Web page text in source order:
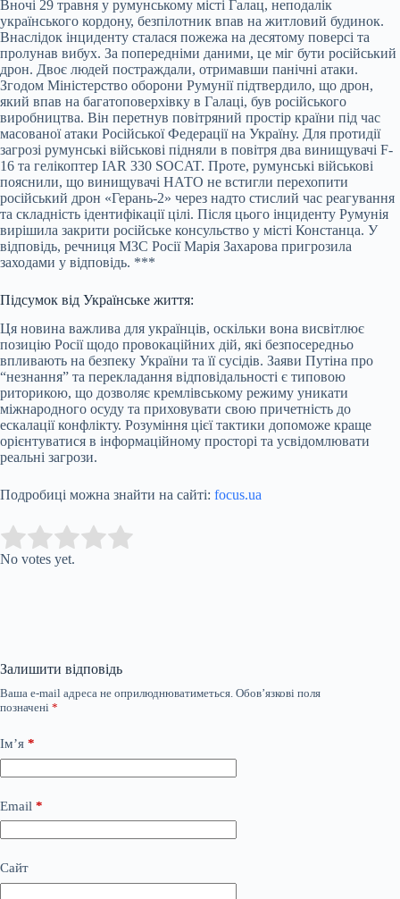
Вночі 29 травня у румунському місті Галац, неподалік
українського кордону, безпілотник впав на житловий будинок.
Внаслідок інциденту сталася пожежа на десятому поверсі та
пролунав вибух. За попередніми даними, це міг бути російський
дрон. Двоє людей постраждали, отримавши панічні атаки.
Згодом Міністерство оборони Румунії підтвердило, що дрон,
який впав на багатоповерхівку в Галаці, був російського
виробництва. Він перетнув повітряний простір країни під час
масованої атаки Російської Федерації на Україну. Для протидії
загрозі румунські військові підняли в повітря два винищувачі F-
16 та гелікоптер IAR 330 SOCAT. Проте, румунські військові
пояснили, що винищувачі НАТО не встигли перехопити
російський дрон «Герань-2» через надто стислий час реагування
та складність ідентифікації цілі. Після цього інциденту Румунія
вирішила закрити російське консульство у місті Констанца. У
відповідь, речниця МЗС Росії Марія Захарова пригрозила
заходами у відповідь. ***
Підсумок від Українське життя:
Ця новина важлива для українців, оскільки вона висвітлює
позицію Росії щодо провокаційних дій, які безпосередньо
впливають на безпеку України та її сусідів. Заяви Путіна про
“незнання” та перекладання відповідальності є типовою
риторикою, що дозволяє кремлівському режиму уникати
міжнародного осуду та приховувати свою причетність до
ескалації конфлікту. Розуміння цієї тактики допоможе краще
орієнтуватися в інформаційному просторі та усвідомлювати
реальні загрози.
Подробиці можна знайти на сайті: focus.ua
Rate this item:
No votes yet.
Залишити відповідь
Ваша e-mail адреса не оприлюднюватиметься. Обов’язкові поля
позначені *
Ім’я *
Email *
Сайт